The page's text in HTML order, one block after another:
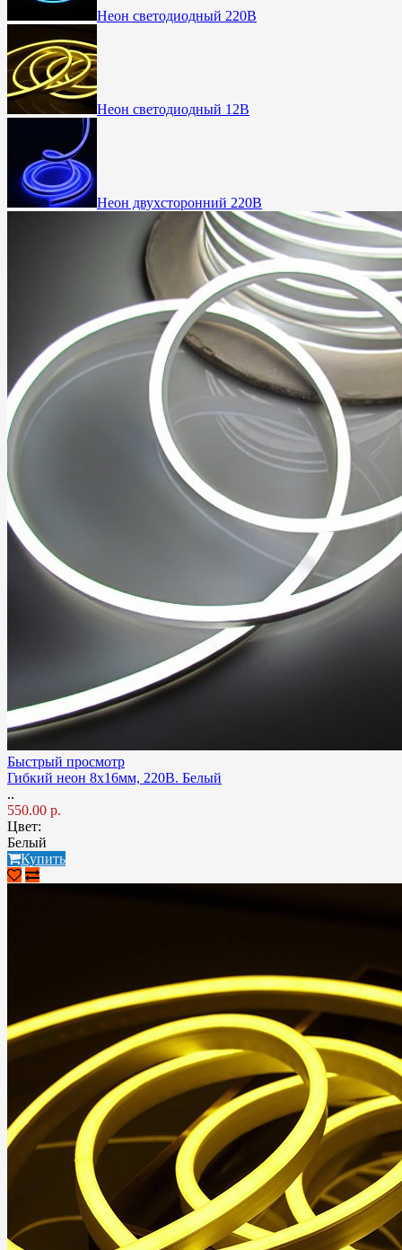
Неон светодиодный 220В
Неон светодиодный 12В
Неон двухсторонний 220В
Быстрый просмотр
Гибкий неон 8x16мм, 220В. Белый
..
550.00 р.
Цвет:
Белый
Купить